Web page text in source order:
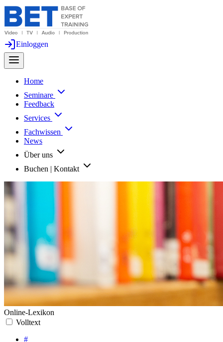
Einloggen
Home
Seminare
Feedback
Services
Fachwissen
News
Über uns
Buchen | Kontakt
Online-Lexikon
Volltext
#